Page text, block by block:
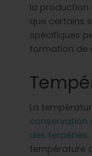
la production
que certains
spécifiques
formation de
La
conservation
des terpènes
température